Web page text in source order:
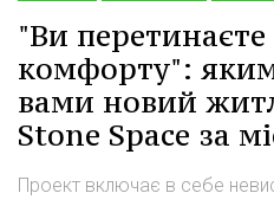
"Ви
комфорту":
вами новий
Stone Space за
Проект включає в себе